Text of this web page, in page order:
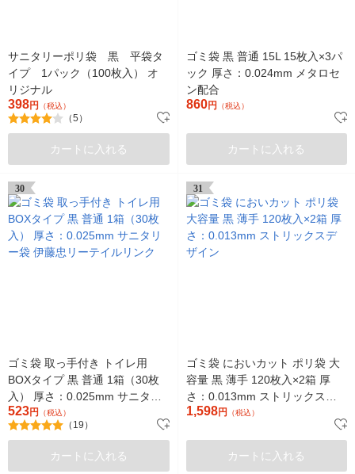
サニタリーポリ袋 黒 平袋タ
イプ 1パック（100枚入） オ
リジナル
398円 （税込）
（5）
カートに入れる
ゴミ袋 黒 普通 15L 15枚入×3パ
ック 厚さ：0.024mm メタロセ
ン配合
860円 （税込）
カートに入れる
30
ゴミ袋 取っ手付き トイレ用
BOXタイプ 黒 普通 1箱（30枚
入） 厚さ：0.025mm サニタリ
ー袋 伊藤忠リーテイルリンク
523円 （税込）
（19）
カートに入れる
31
ゴミ袋 においカット ポリ袋 大
容量 黒 薄手 120枚入×2箱 厚
さ：0.013mm ストリックスデ
ザイン
1,598円 （税込）
カートに入れる